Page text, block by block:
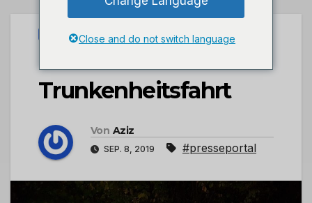
PRESSEPORTAL
POL-PDKH:
Trunkenheitsfahrt
Von Aziz
SEP. 8, 2019 #presseportal
Close and do not switch language